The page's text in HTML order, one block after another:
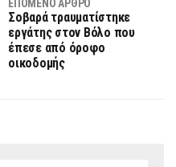
ΕΠΌΜΕΝΟ ΆΡΘΡΟ
Σοβαρά τραυματίστηκε
εργάτης στον Βόλο που
έπεσε από όροφο
οικοδομής